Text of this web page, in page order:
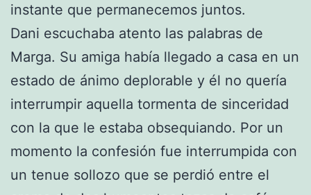
instante que permanecemos juntos.
Dani escuchaba atento las palabras de
Marga. Su amiga había llegado a casa en un
estado de ánimo deplorable y él no quería
interrumpir aquella tormenta de sinceridad
con la que le estaba obsequiando. Por un
momento la confesión fue interrumpida con
un tenue sollozo que se perdió entre el